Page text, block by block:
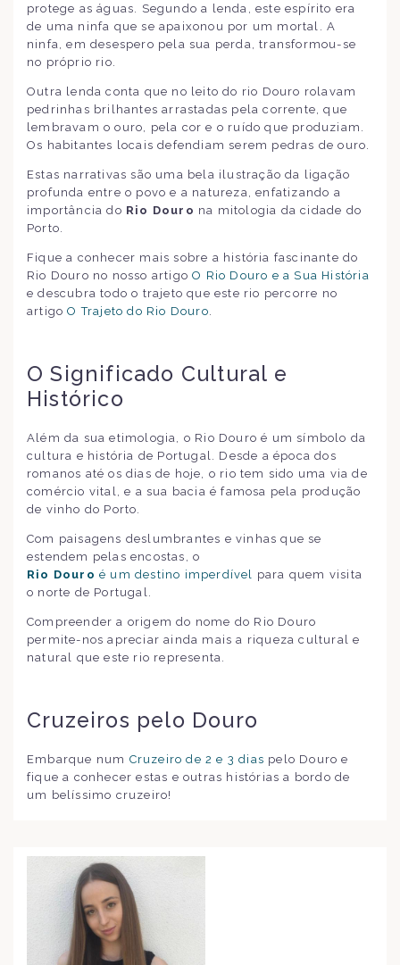
protege as águas. Segundo a lenda, este espírito era
de uma ninfa que se apaixonou por um mortal. A
ninfa, em desespero pela sua perda, transformou-se
no próprio rio.
Outra lenda conta que no leito do rio Douro rolavam
pedrinhas brilhantes arrastadas pela corrente, que
lembravam o ouro, pela cor e o ruído que produziam.
Os habitantes locais defendiam serem pedras de ouro.
Estas narrativas são uma bela ilustração da ligação
profunda entre o povo e a natureza, enfatizando a
importância do Rio Douro na mitologia da cidade do
Porto.
Fique a conhecer mais sobre a história fascinante do
Rio Douro no nosso artigoO Rio Douro e a Sua História
e descubra todo o trajeto que este rio percorre no
artigoO Trajeto do Rio Douro
O Significado Cultural e
Histórico
Além da sua etimologia, o Rio Douro é um símbolo da
cultura e história de Portugal. Desde a época dos
romanos até os dias de hoje, o rio tem sido uma via de
comércio vital, e a sua bacia é famosa pela produção
de vinho do Porto.
Com paisagens deslumbrantes e vinhas que se
estendem pelas encostas, o
Rio Douro é um destino imperdível
para quem visita
o norte de Portugal.
Compreender a origem do nome do Rio Douro
permite-nos apreciar ainda mais a riqueza cultural e
natural que este rio representa.
Cruzeiros pelo Douro
Embarque num Cruzeiro de 2 e 3 dias pelo Douro e
fique a conhecer estas e outras histórias a bordo de
um belíssimo cruzeiro!